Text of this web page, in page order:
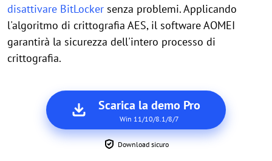
disattivare BitLocker senza problemi. Applicando
l'algoritmo di crittografia AES, il software AOMEI
garantirà la sicurezza dell'intero processo di
crittografia.
Scarica la demo Pro
Win 11/10/8.1/8/7
Download sicuro